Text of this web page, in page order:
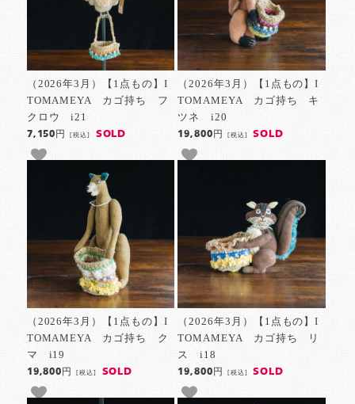
（2026年3月）【1点もの】I
TOMAMEYA カゴ持ち フ
クロウ i21
7,150円[税込] SOLD
（2026年3月）【1点もの】I
TOMAMEYA カゴ持ち キ
ツネ i20
19,800円 [税込] SOLD
（2026年3月）【1点もの】I
TOMAMEYA カゴ持ち ク
マ i19
19,800円[税込] SOLD
（2026年3月）【1点もの】I
TOMAMEYA カゴ持ち リ
ス i18
19,800円 [税込] SOLD